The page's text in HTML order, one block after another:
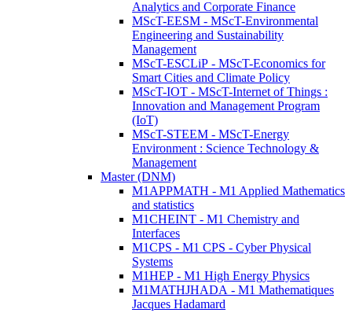
Analytics and Corporate Finance
MScT-EESM - MScT-Environmental
Engineering and Sustainability
Management
MScT-ESCLiP - MScT-Economics for
Smart Cities and Climate Policy
MScT-IOT - MScT-Internet of Things :
Innovation and Management Program
(IoT)
MScT-STEEM - MScT-Energy
Environment : Science Technology &
Management
Master (DNM)
M1APPMATH - M1 Applied Mathematics
and statistics
M1CHEINT - M1 Chemistry and
Interfaces
M1CPS - M1 CPS - Cyber Physical
Systems
M1HEP - M1 High Energy Physics
M1MATHJHADA - M1 Mathematiques
Jacques Hadamard